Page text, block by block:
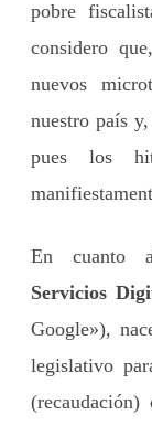
pobre
considero
nuevos
nuestro país
pues los
En
Servicios
Google»),
legislativo
(recaudación)